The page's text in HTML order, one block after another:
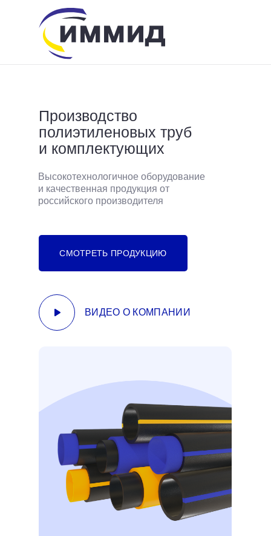
СМОТРЕТЬ ПРОДУКЦИЮ
Высокотехнологичное оборудование
и качественная продукция от
российского производителя
Производство
полиэтиленовых труб
и комплектующих
ВИДЕО О КОМПАНИИ